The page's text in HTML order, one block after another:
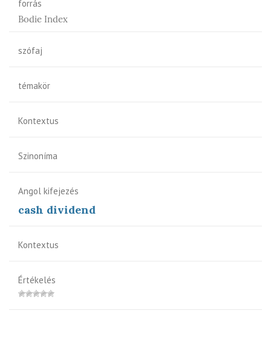
forrás
Bodie Index
szófaj
témakör
Kontextus
Szinoníma
Angol kifejezés
cash dividend
Kontextus
Értékelés